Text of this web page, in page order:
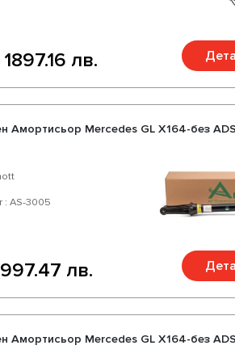
лв.
Амортисьор Mercedes GL X164-без ADS
: AS-3005
лв.
Амортисьор Mercedes GL X164-без